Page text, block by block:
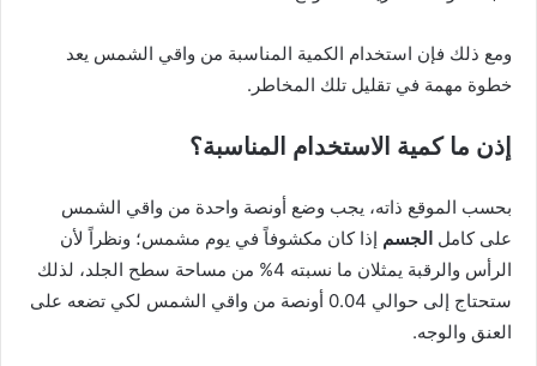
ومع ذلك فإن استخدام الكمية المناسبة من واقي الشمس يعد
خطوة مهمة في تقليل تلك المخاطر.
إذن ما كمية الاستخدام المناسبة؟
بحسب الموقع ذاته، يجب وضع أونصة واحدة من واقي الشمس
على كامل الجسم إذا كان مكشوفاً في يوم مشمس؛ ونظراً لأن
الرأس والرقبة يمثلان ما نسبته 4% من مساحة سطح الجلد، لذلك
ستحتاج إلى حوالي 0.04 أونصة من واقي الشمس لكي تضعه على
العنق والوجه.